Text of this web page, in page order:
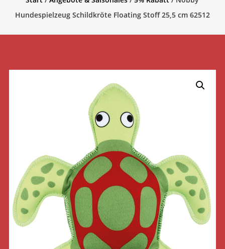
Hundespielzeug Schildkröte Floating Stoff 25,5 cm 62512